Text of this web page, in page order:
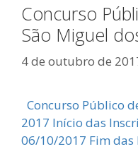
Concurso
São Miguel
4 de outubro de
Concurso Público
2017 Início das
06/10/2017 Fim